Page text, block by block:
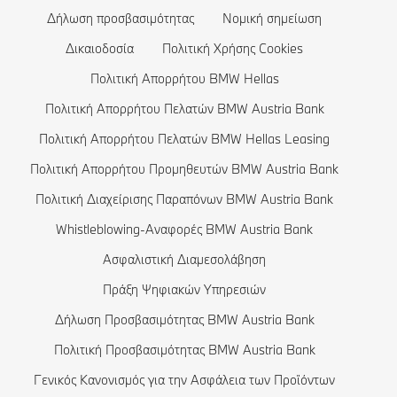
Κλείστε ένα test drive
BMW Σειρά 3
BMW Σειρά 2
BMW Σειρά 1
Η οικογένεια BMW X1
BMW Σειρά M
Κόστος ηλεκτρικών αυτοκινήτων
Αυτοκίνητα με τεχνολογία Plug-in Hybrid
Δήλωση προσβασιμότητας
Νομική σημείωση
Δικαιοδοσία
Πολιτική Χρήσης Cookies
Πολιτική Απορρήτου BMW Hellas
Πολιτική Απορρήτου Πελατών BMW Austria Bank
Πολιτική Απορρήτου Πελατών BMW Hellas Leasing
Πολιτική Απορρήτου Προμηθευτών BMW Austria Bank
Πολιτική Διαχείρισης Παραπόνων BMW Austria Bank
Whistleblowing-Αναφορές BMW Austria Bank
Ασφαλιστική Διαμεσολάβηση
Πράξη Ψηφιακών Υπηρεσιών
Δήλωση Προσβασιμότητας BMW Austria Bank
Πολιτική Προσβασιμότητας BMW Austria Bank
Γενικός Κανονισμός για την Ασφάλεια των Προϊόντων